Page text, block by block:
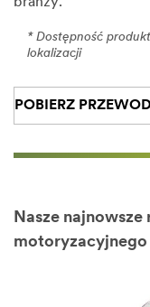
* Dostępność
lokalizacji
POBIERZ
Nasze najnowsze
motoryzacyjnego